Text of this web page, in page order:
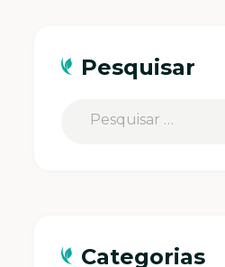
Pesquisar
Categorias